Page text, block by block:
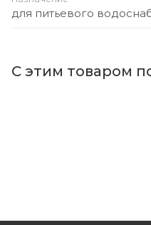
для питьевого
С этим товаром